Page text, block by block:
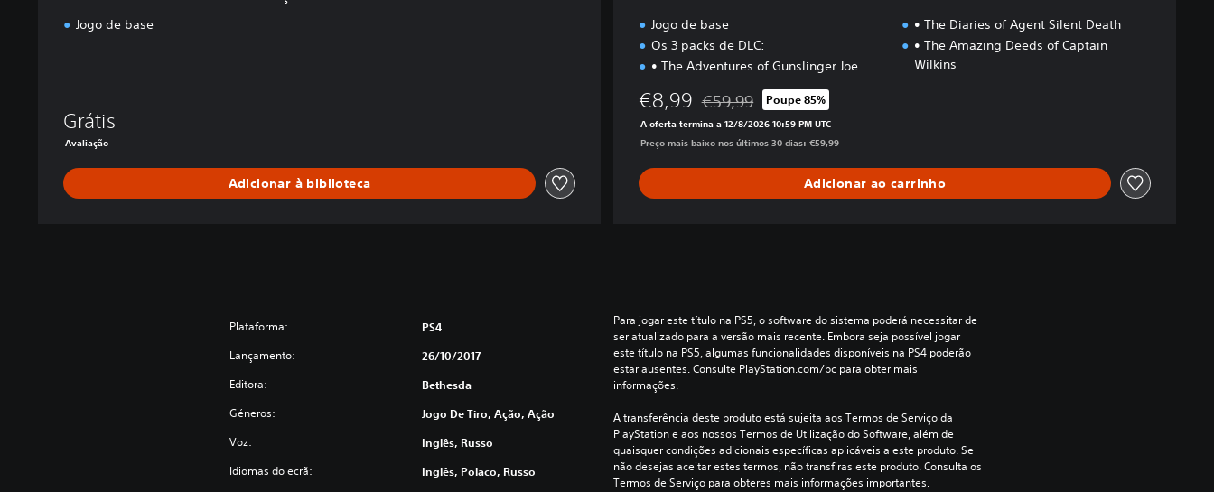
Jogo de base
Grátis
Avaliação
Adicionar à biblioteca
Jogo de base
Os 3 packs de DLC:
• The Adventures of Gunslinger Joe
• The Diaries of Agent Silent Death
• The Amazing Deeds of Captain
Wilkins
€8,99 Com desconto em relação ao preço original de €59,99
€59,99 Poupe 85%
A oferta termina a 12/8/2026 10:59 PM UTC
Preço mais baixo nos últimos 30 dias: €59,99
Adicionar ao carrinho
Plataforma: PS4
Lançamento: 26/10/2017
Editora: Bethesda
Géneros: Jogo De Tiro, Ação, Ação
Voz: Inglês, Russo
Idiomas do ecrã: Inglês, Polaco, Russo
Para jogar este título na PS5, o software do sistema poderá necessitar de
ser atualizado para a versão mais recente. Embora seja possível jogar
este título na PS5, algumas funcionalidades disponíveis na PS4 poderão
estar ausentes. Consulte PlayStation.com/bc para obter mais
informações.
A transferência deste produto está sujeita aos Termos de Serviço da
PlayStation e aos nossos Termos de Utilização do Software, além de
quaisquer condições adicionais específicas aplicáveis a este produto. Se
não desejas aceitar estes termos, não transfiras este produto. Consulta os
Termos de Serviço para obteres mais informações importantes.